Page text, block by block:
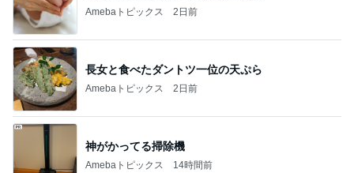
Amebaトピックス 2日前
長女と食べたダントツ一位の天ぷら
Amebaトピックス 2日前
神がかってる掃除機
Amebaトピックス 14時間前